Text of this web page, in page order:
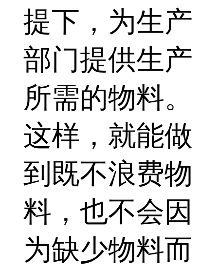
提下，为生产
部门提供生产
所需的物料。
这样，就能做
到既不浪费物
料，也不会因
为缺少物料而